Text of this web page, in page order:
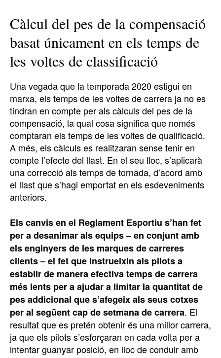
Càlcul del pes de la compensació
basat únicament en els temps de
les voltes de classificació
Una vegada que la temporada 2020 estigui en
marxa, els temps de les voltes de carrera ja no es
tindran en compte per als càlculs del pes de la
compensació, la qual cosa significa que només
comptaran els temps de les voltes de qualificació.
A més, els càlculs es realitzaran sense tenir en
compte l’efecte del llast. En el seu lloc, s’aplicarà
una correcció als temps de tornada, d’acord amb
el llast que s’hagi emportat en els esdeveniments
anteriors.
Els canvis en el Reglament Esportiu s’han fet
per a desanimar als equips – en conjunt amb
els enginyers de les marques de carreres
clients – el fet que instrueixin als pilots a
establir de manera efectiva temps de carrera
més lents per a ajudar a limitar la quantitat de
pes addicional que s’afegeix als seus cotxes
per al següent cap de setmana de carrera. El
resultat que es pretén obtenir és una millor carrera,
ja que els pilots s’esforçaran en cada volta per a
intentar guanyar posició, en lloc de conduir amb